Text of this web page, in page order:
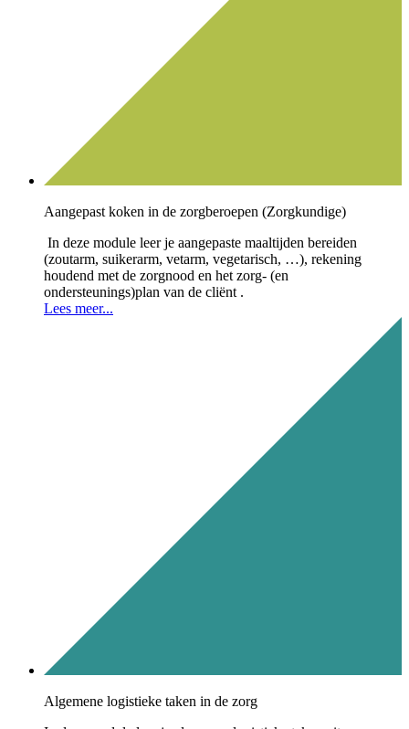
Aangepast koken in de zorgberoepen (Zorgkundige)
In deze module leer je aangepaste maaltijden bereiden
(zoutarm, suikerarm, vetarm, vegetarisch, …), rekening
houdend met de zorgnood en het zorg- (en
ondersteunings)plan van de cliënt .
Lees meer...
Algemene logistieke taken in de zorg